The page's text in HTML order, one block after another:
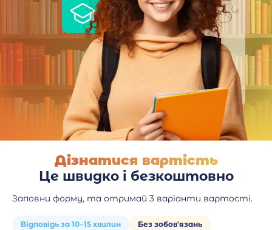
Дізнатися вартість
Це швидко і безкоштовно
Заповни форму, та отримай 3 варіанти вартості.
Відповідь за 10–15 хвилин
Без зобов'язань